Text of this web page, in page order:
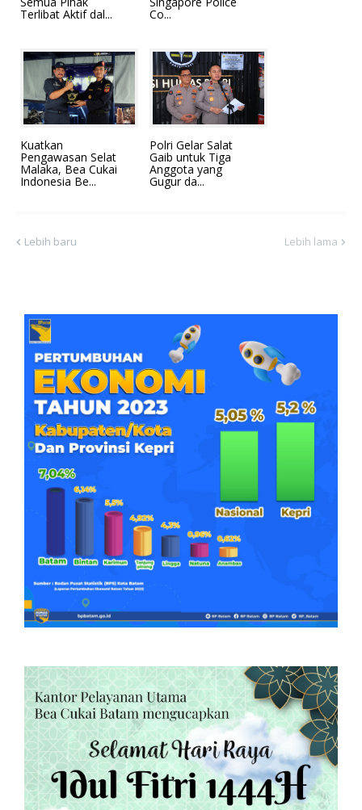
Terlibat Aktif dal... Co...
Kuatkan
Pengawasan Selat
Malaka, Bea Cukai
Indonesia Be...
Polri Gelar Salat
Gaib untuk Tiga
Anggota yang
Gugur da...
Lebih baru Lebih lama